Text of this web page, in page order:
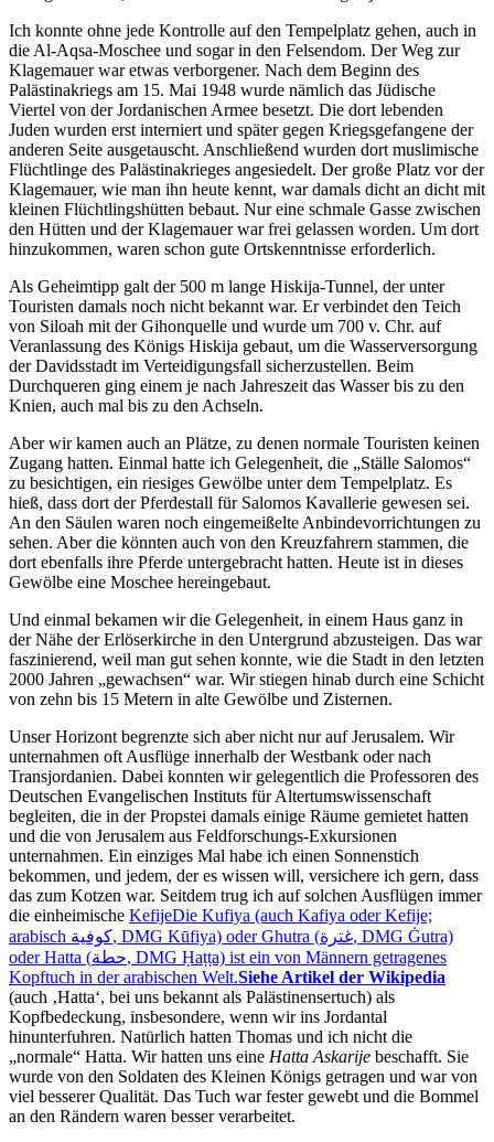
Ich konnte ohne jede Kontrolle auf den Tempelplatz gehen, auch in
die Al-Aqsa-Moschee und sogar in den Felsendom. Der Weg zur
Klagemauer war etwas verborgener. Nach dem Beginn des
Palästinakriegs am 15. Mai 1948 wurde nämlich das Jüdische
Viertel von der Jordanischen Armee besetzt. Die dort lebenden
Juden wurden erst interniert und später gegen Kriegsgefangene der
anderen Seite ausgetauscht. Anschließend wurden dort muslimische
Flüchtlinge des Palästinakrieges angesiedelt. Der große Platz vor der
Klagemauer, wie man ihn heute kennt, war damals dicht an dicht mit
kleinen Flüchtlingshütten bebaut. Nur eine schmale Gasse zwischen
den Hütten und der Klagemauer war frei gelassen worden. Um dort
hinzukommen, waren schon gute Ortskenntnisse erforderlich.
Als Geheimtipp galt der 500 m lange Hiskija-Tunnel, der unter
Touristen damals noch nicht bekannt war. Er verbindet den Teich
von Siloah mit der Gihonquelle und wurde um 700 v. Chr. auf
Veranlassung des Königs Hiskija gebaut, um die Wasserversorgung
der Davidsstadt im Verteidigungsfall sicherzustellen. Beim
Durchqueren ging einem je nach Jahreszeit das Wasser bis zu den
Knien, auch mal bis zu den Achseln.
Aber wir kamen auch an Plätze, zu denen normale Touristen keinen
Zugang hatten. Einmal hatte ich Gelegenheit, die
Ställe Salomos
zu besichtigen, ein riesiges Gewölbe unter dem Tempelplatz. Es
hieß, dass dort der Pferdestall für Salomos Kavallerie gewesen sei.
An den Säulen waren noch eingemeißelte Anbindevorrichtungen zu
sehen. Aber die könnten auch von den Kreuzfahrern stammen, die
dort ebenfalls ihre Pferde untergebracht hatten. Heute ist in dieses
Gewölbe eine Moschee hereingebaut.
Und einmal bekamen wir die Gelegenheit, in einem Haus ganz in
der Nähe der Erlöserkirche in den Untergrund abzusteigen. Das war
faszinierend, weil man gut sehen konnte, wie die Stadt in den letzten
2000 Jahren
gewachsen
war. Wir stiegen hinab durch eine Schicht
von zehn bis 15 Metern in alte Gewölbe und Zisternen.
Unser Horizont begrenzte sich aber nicht nur auf Jerusalem. Wir
unternahmen oft Ausflüge innerhalb der Westbank oder nach
Transjordanien. Dabei konnten wir gelegentlich die Professoren des
Deutschen Evangelischen Instituts für Altertumswissenschaft
begleiten, die in der Propstei damals einige Räume gemietet hatten
und die von Jerusalem aus Feldforschungs-Exkursionen
unternahmen. Ein einziges Mal habe ich einen Sonnenstich
bekommen, und jedem, der es wissen will, versichere ich gern, dass
das zum Kotzen war. Seitdem trug ich auf solchen Ausflügen immer
die einheimische KefijeDie Kufiya (auch Kafiya oder Kefije;
arabisch ‏كوفية‎, DMG Kūfiya) oder Ghutra (‏غترة‎, DMG Ġutra)
oder Hatta (‏حطة‎, DMG Ḥaṭṭa) ist ein von Männern getragenes
Kopftuch in der arabischen Welt.Siehe Artikel der Wikipedia
(auch ‚Hatta‘, bei uns bekannt als Palästinensertuch) als
Kopfbedeckung, insbesondere, wenn wir ins Jordantal
hinunterfuhren. Natürlich hatten Thomas und ich nicht die
normale
Hatta. Wir hatten uns eine Hatta Askarije beschafft. Sie
wurde von den Soldaten des Kleinen Königs getragen und war von
viel besserer Qualität. Das Tuch war fester gewebt und die Bommel
an den Rändern waren besser verarbeitet.